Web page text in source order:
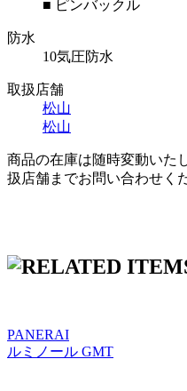
■ ピンバックル
防水
10気圧防水
取扱店舗
松山
松山
商品の在庫は随時変動いた
扱店舗までお問い合わせく
PANERAI
ルミノール GMT